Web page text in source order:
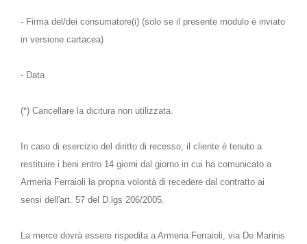
- Firma del/dei consumatore(i) (solo se il presente modulo è inviato
in versione cartacea)
- Data
(*) Cancellare la dicitura non utilizzata.
In caso di esercizio del diritto di recesso, il cliente è tenuto a
restituire i beni entro 14 giorni dal giorno in cui ha comunicato a
Armeria Ferraioli la propria volontà di recedere dal contratto ai
sensi dell'art. 57 del D.lgs 206/2005.
La merce dovrà essere rispedita a Armeria Ferraioli, via De Marinis